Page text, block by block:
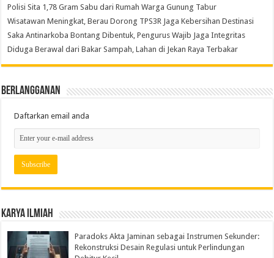
Polisi Sita 1,78 Gram Sabu dari Rumah Warga Gunung Tabur
Wisatawan Meningkat, Berau Dorong TPS3R Jaga Kebersihan Destinasi
Saka Antinarkoba Bontang Dibentuk, Pengurus Wajib Jaga Integritas
Diduga Berawal dari Bakar Sampah, Lahan di Jekan Raya Terbakar
Berlangganan
Daftarkan email anda
Karya Ilmiah
Paradoks Akta Jaminan sebagai Instrumen Sekunder:
Rekonstruksi Desain Regulasi untuk Perlindungan